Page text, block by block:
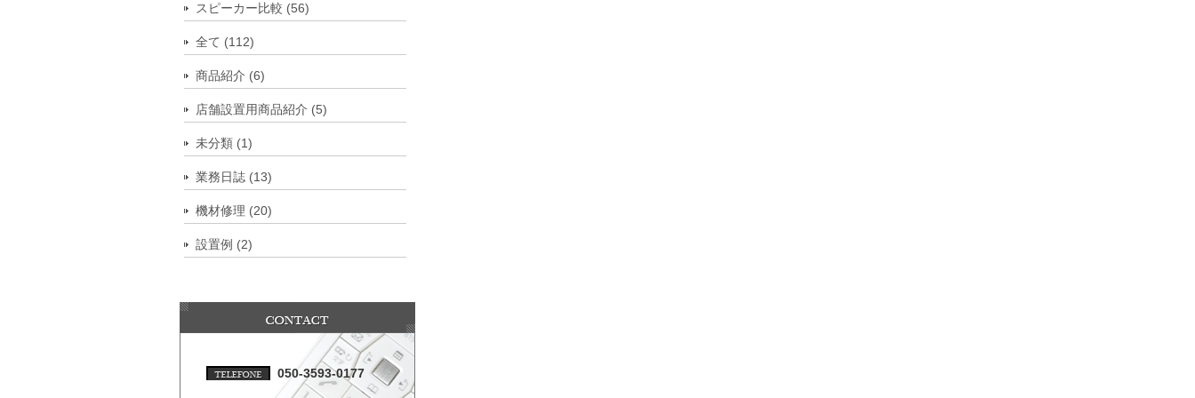
スピーカー比較 (56)
全て (112)
商品紹介 (6)
店舗設置用商品紹介 (5)
未分類 (1)
業務日誌 (13)
機材修理 (20)
設置例 (2)
050-3593-0177